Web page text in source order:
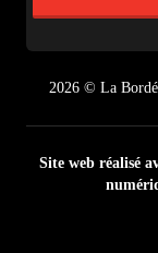
2026 © La
Site web réalisé